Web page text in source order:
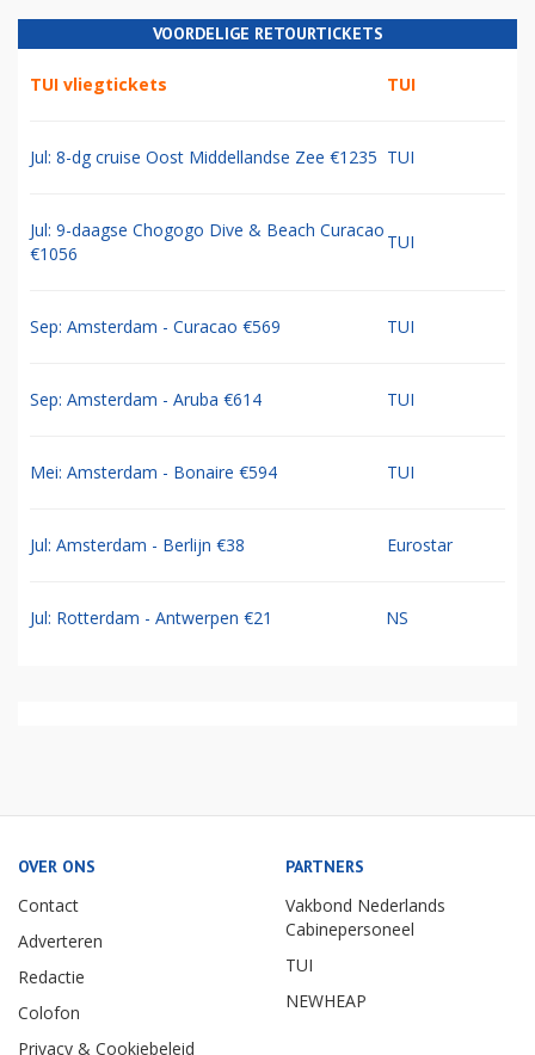
VOORDELIGE RETOURTICKETS
TUI vliegtickets TUI
Jul: 8-dg cruise Oost Middellandse Zee €1235 TUI
Jul: 9-daagse Chogogo Dive & Beach Curacao
€1056
TUI
Sep: Amsterdam - Curacao €569 TUI
Sep: Amsterdam - Aruba €614 TUI
Mei: Amsterdam - Bonaire €594 TUI
Jul: Amsterdam - Berlijn €38 Eurostar
Jul: Rotterdam - Antwerpen €21 NS
OVER ONS
Contact
Adverteren
Redactie
Colofon
Privacy & Cookiebeleid
PARTNERS
Vakbond Nederlands
Cabinepersoneel
TUI
NEWHEAP